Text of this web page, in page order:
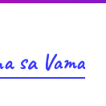
sa Vama